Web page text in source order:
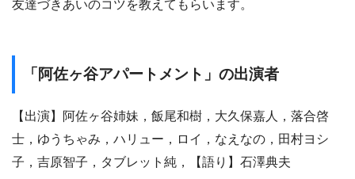
友達づきあいのコツを教えてもらいます。
「阿佐ヶ谷アパートメント」の出演者
【出演】阿佐ヶ谷姉妹，飯尾和樹，大久保嘉人，落合啓
士，ゆうちゃみ，ハリュー，ロイ，なえなの，田村ヨシ
子，吉原智子，タブレット純，【語り】石澤典夫